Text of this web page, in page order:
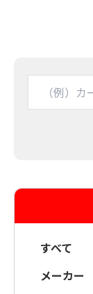
すべて
メーカー